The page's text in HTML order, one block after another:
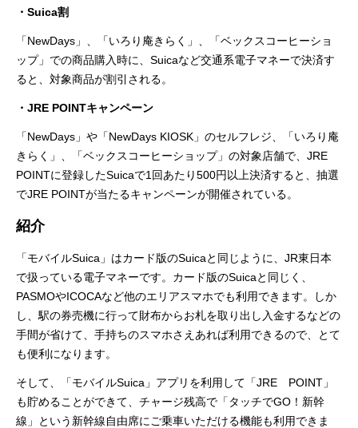
・Suica割
「NewDays」、「いろり庵きらく」、「ベックスコーヒーショ
ップ」での商品購入時に、Suicaなど交通系電子マネーで決済す
ると、対象商品が割引される。
・JRE POINTキャンペーン
「NewDays」や「NewDays KIOSK」のセルフレジ、「いろり庵
きらく」、「ベックスコーヒーショップ」の対象店舗で、JRE
POINTに登録したSuicaで1回あたり500円以上決済すると、抽選
でJRE POINTが当たるキャンペーンが開催されている。
紹介
「モバイルSuica」はカード版のSuicaと同じように、JR東日本
で扱っている電子マネーです。カード版のSuicaと同じく、
PASMOやICOCAなど他のエリアスマホでも利用できます。しか
し、駅の券売機に行って財布からお札を取り出し入金するなどの
手間が省けて、手持ちのスマホさえあれば利用できるので、とて
も便利になります。
そして、「モバイルSuica」アプリを利用して「JRE POINT」
も貯めることができて、チャージ残高で「タッチでGO！新幹
線」という新幹線自由席にご乗車いただける機能も利用できま